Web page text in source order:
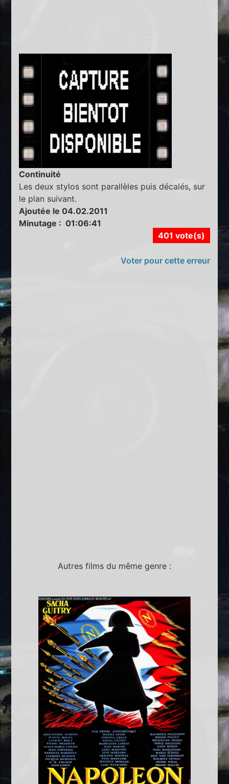
Continuité
Les deux stylos sont parallèles puis décalés, sur
le plan suivant.
Ajoutée le 04.02.2011
Minutage : 01:06:41
401 vote(s)
Voter pour cette erreur
Autres films du même genre :